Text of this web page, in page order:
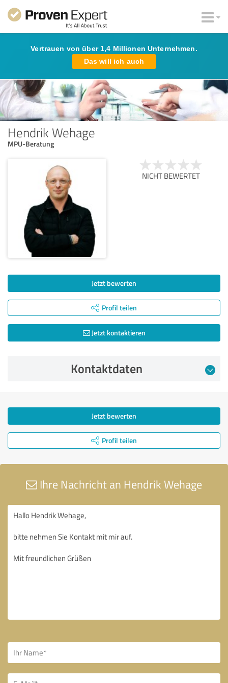
Vertrauen von über 1,4 Millionen Unternehmen.
Das will ich auch
Hendrik Wehage
MPU-Beratung
NICHT BEWERTET
Jetzt bewerten
Profil teilen
Jetzt kontaktieren
Kontaktdaten
Jetzt bewerten
Profil teilen
Ihre Nachricht an Hendrik Wehage